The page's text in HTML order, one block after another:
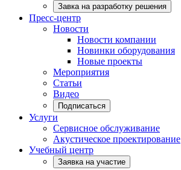
Завка на разработку решения
Пресс-центр
Новости
Новости компании
Новинки оборудования
Новые проекты
Мероприятия
Статьи
Видео
Подписаться
Услуги
Сервисное обслуживание
Акустическое проектирование
Учебный центр
Заявка на участие